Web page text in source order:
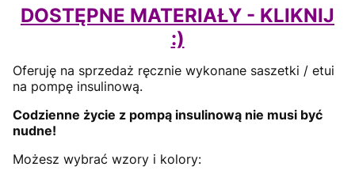
DOSTĘPNE MATERIAŁY - KLIKNIJ
:)
Oferuję na sprzedaż ręcznie wykonane saszetki / etui
na pompę insulinową.
Codzienne życie z pompą insulinową nie musi być
nudne!
Możesz wybrać wzory i kolory: